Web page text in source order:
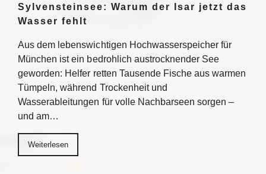
Sylvensteinsee: Warum der Isar jetzt das
Wasser fehlt
Aus dem lebenswichtigen Hochwasserspeicher für
München ist ein bedrohlich austrocknender See
geworden: Helfer retten Tausende Fische aus warmen
Tümpeln, während Trockenheit und
Wasserableitungen für volle Nachbarseen sorgen –
und am…
Weiterlesen